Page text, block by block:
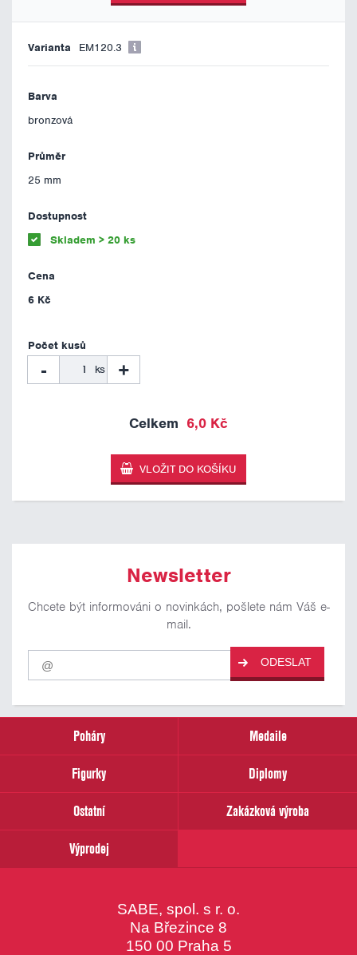
EM120.3
bronzová
25 mm
Skladem > 20 ks
6 Kč
- ks +
6,0 Kč
Newsletter
Chcete být informováni o novinkách, pošlete nám Váš e-
mail.
odběr
našich
email
ODESLAT
Poháry
Medaile
Figurky
Diplomy
Ostatní
Zakázková výroba
Výprodej
SABE, spol. s r. o.
Na Březince 8
150 00 Praha 5